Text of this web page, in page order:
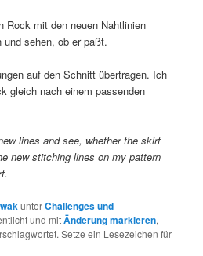
Rock mit den neuen Nahtlinien
und sehen, ob er paßt.
auf den Schnitt übertragen. Ich
gleich nach einem passenden
lines and see, whether the skirt
new stitching lines on my pattern
unterChallenges und
und mitÄnderung markieren,
Setze ein Lesezeichen für